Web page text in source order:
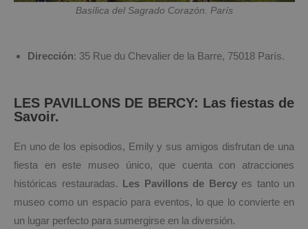
Basílica del Sagrado Corazón. París
Dirección: 35 Rue du Chevalier de la Barre, 75018 París.
LES PAVILLONS DE BERCY: Las fiestas de
Savoir.
En uno de los episodios, Emily y sus amigos disfrutan de una
fiesta en este museo único, que cuenta con atracciones
históricas restauradas. Les Pavillons de Bercyes tanto un
museo como un espacio para eventos, lo que lo convierte en
un lugar perfecto para sumergirse en la diversión.